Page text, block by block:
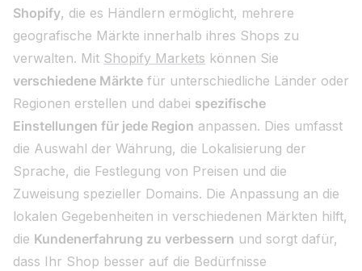
Shopify, die es Händlern ermöglicht, mehrere
geografische Märkte innerhalb ihres Shops zu
verwalten. Mit Shopify Markets können Sie
verschiedene Märkte für unterschiedliche Länder oder
Regionen erstellen und dabei spezifische
Einstellungen für jede Region anpassen. Dies umfasst
die Auswahl der Währung, die Lokalisierung der
Sprache, die Festlegung von Preisen und die
Zuweisung spezieller Domains. Die Anpassung an die
lokalen Gegebenheiten in verschiedenen Märkten hilft,
die Kundenerfahrung zu verbessern und sorgt dafür,
dass Ihr Shop besser auf die Bedürfnisse